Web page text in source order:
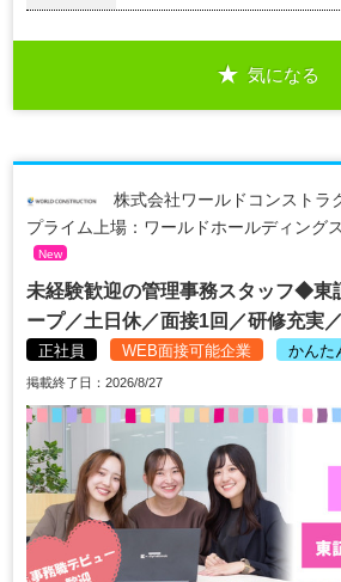
気になる
株式会社ワールドコンストラ
プライム上場：ワールドホールディング
New
未経験歓迎の管理事務スタッフ◆東
ープ／土日休／面接1回／研修充実
正社員 WEB面接可能企業 かんた
掲載終了日：2026/8/27